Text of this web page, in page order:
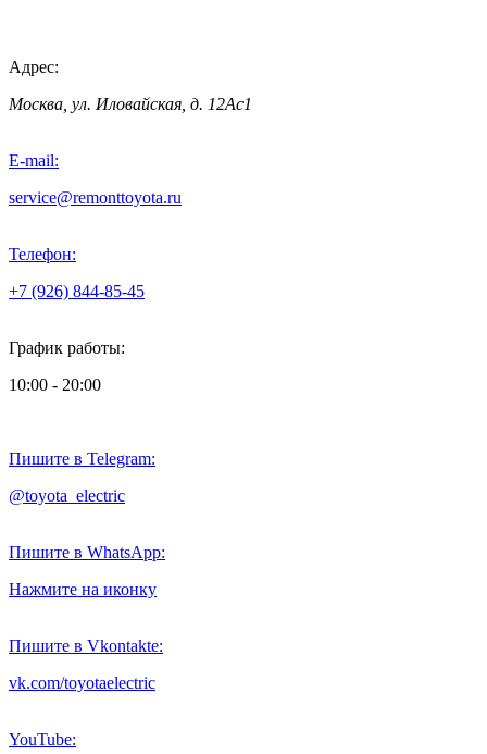
Адрес:
Москва, ул. Иловайская, д. 12Ас1
E-mail:
service@remonttoyota.ru
Телефон:
+7 (926) 844-85-45
График работы:
10:00 - 20:00
Пишите в Telegram:
@toyota_electric
Пишите в WhatsApp:
Нажмите на иконку
Пишите в Vkontakte:
vk.com/toyotaelectric
YouTube: